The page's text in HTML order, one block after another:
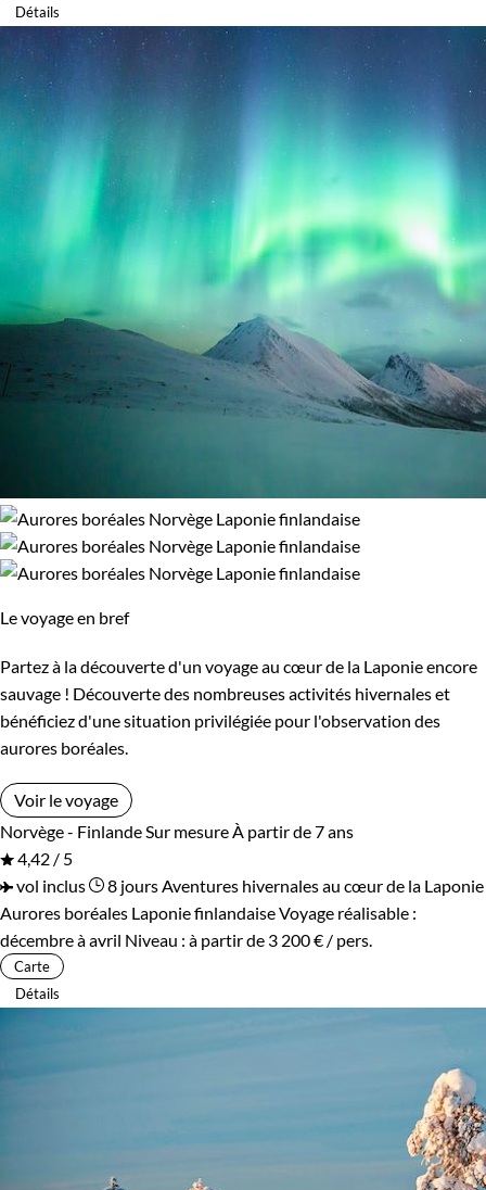
Détails
Le voyage en bref
Partez à la découverte d'un voyage au cœur de la Laponie encore
sauvage ! Découverte des nombreuses activités hivernales et
bénéficiez d'une situation privilégiée pour l'observation des
aurores boréales.
Voir le voyage
Norvège - FinlandeSur mesureÀ partir de 7 ans
4,42 / 5
vol inclus
8 joursAventures hivernales au cœur de la Laponie
Aurores boréales Laponie finlandaiseVoyage réalisable :
décembre à avril Niveau : à partir de 3 200 € / pers.
Carte
Détails